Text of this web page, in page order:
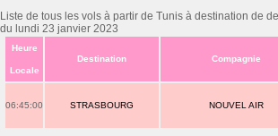
Liste de tous les vols à partir de Tunis à destination de
du lundi 23 janvier 2023
Heure
Locale
Destination Compagnie
06:45:00 STRASBOURG NOUVEL AIR